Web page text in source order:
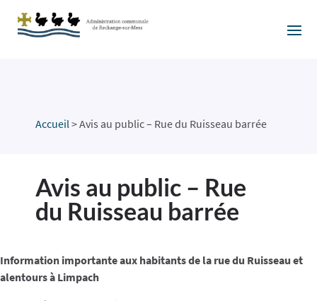
Accueil >Avis au public – Rue du Ruisseau barrée
Avis au public – Rue
du Ruisseau barrée
Information importante aux habitants de la rue du Ruisseau et
alentours à Limpach